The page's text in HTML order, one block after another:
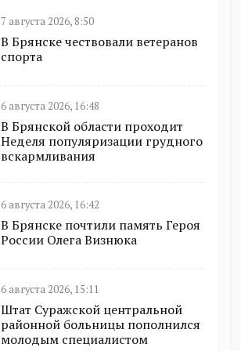
7 августа 2026, 8:50
В Брянске чествовали ветеранов
спорта
6 августа 2026, 16:48
В Брянской области проходит
Неделя популяризации грудного
вскармливания
6 августа 2026, 16:42
В Брянске почтили память Героя
России Олега Визнюка
6 августа 2026, 15:11
Штат Суражской центральной
районной больницы пополнился
молодым специалистом